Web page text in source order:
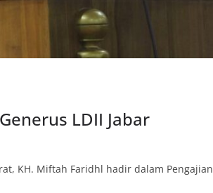
LDII Jabar
KH. Miftah Faridhl hadir dalam Pengajian